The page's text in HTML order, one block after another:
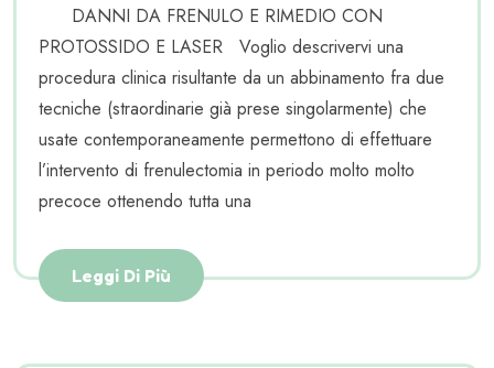
DANNI DA FRENULO E RIMEDIO CON
PROTOSSIDO E LASER Voglio descrivervi una
procedura clinica risultante da un abbinamento fra due
tecniche (straordinarie già prese singolarmente) che
usate contemporaneamente permettono di effettuare
l’intervento di frenulectomia in periodo molto molto
precoce ottenendo tutta una
Leggi Di Più